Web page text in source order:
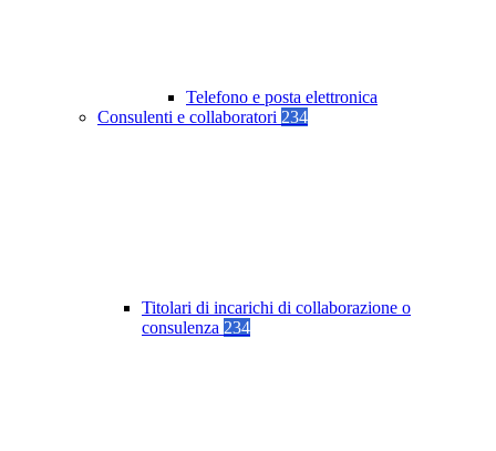
Telefono e posta elettronica
Consulenti e collaboratori 234
Titolari di incarichi di collaborazione o
consulenza 234